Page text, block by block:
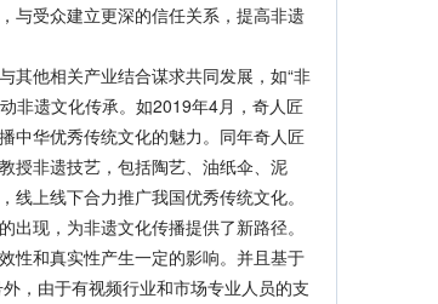
与受众建立更深的信任关系，提高非遗
他相关产业结合谋求共同发展，如“非
非遗文化传承。如2019年4月，奇人匠
中华优秀传统文化的魅力。同年奇人匠
授非遗技艺，包括陶艺、油纸伞、泥
上线下合力推广我国优秀传统文化。
现，为非遗文化传播提供了新路径。
性和真实性产生一定的影响。并且基于
，由于有视频行业和市场专业人员的支